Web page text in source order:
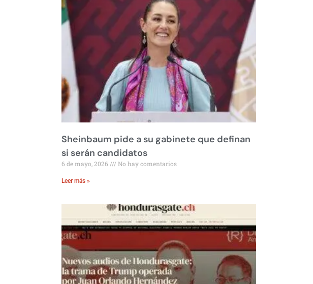
Sheinbaum pide a su gabinete que definan
si serán candidatos
6 de mayo, 2026 No hay comentarios
Leer más »